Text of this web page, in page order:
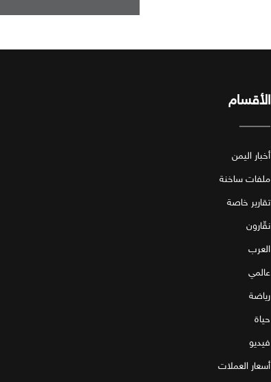
الأقسام
أخبار اليمن
ملفات ساخنة
تقارير خاصة
نقّارون
العرب
عالمي
رياضة
حياة
فيديو
أسعار العملات